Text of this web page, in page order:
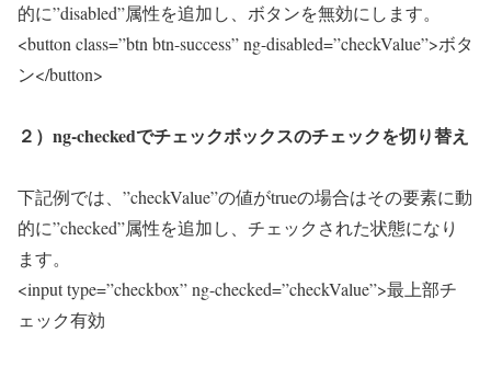
的に”disabled”属性を追加し、ボタンを無効にします。
<button class=”btn btn-success” ng-disabled=”checkValue”>ボタ
ン</button>
２）ng-checkedでチェックボックスのチェックを切り替え
下記例では、”checkValue”の値がtrueの場合はその要素に動
的に”checked”属性を追加し、チェックされた状態になり
ます。
<input type=”checkbox” ng-checked=”checkValue”>最上部チ
ェック有効